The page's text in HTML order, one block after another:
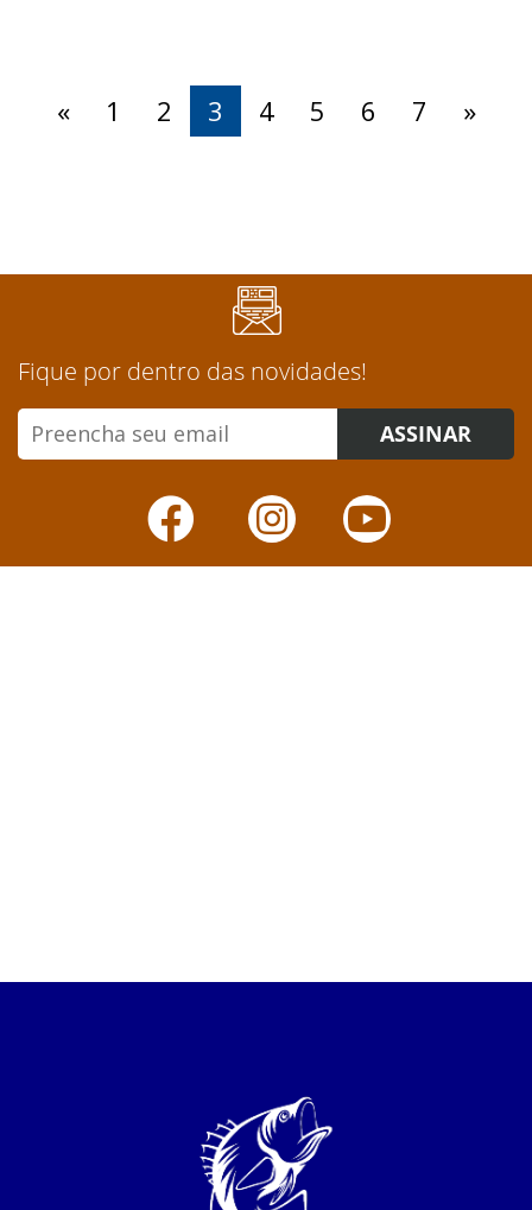
« 1 2 3 4 5 6 7 »
Fique por dentro das novidades!
ASSINAR